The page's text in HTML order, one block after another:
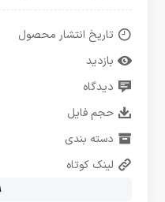
تاریخ انتشار محصول
بازدید
دیدگاه
حجم فایل
دسته بندی
لینک کوتاه